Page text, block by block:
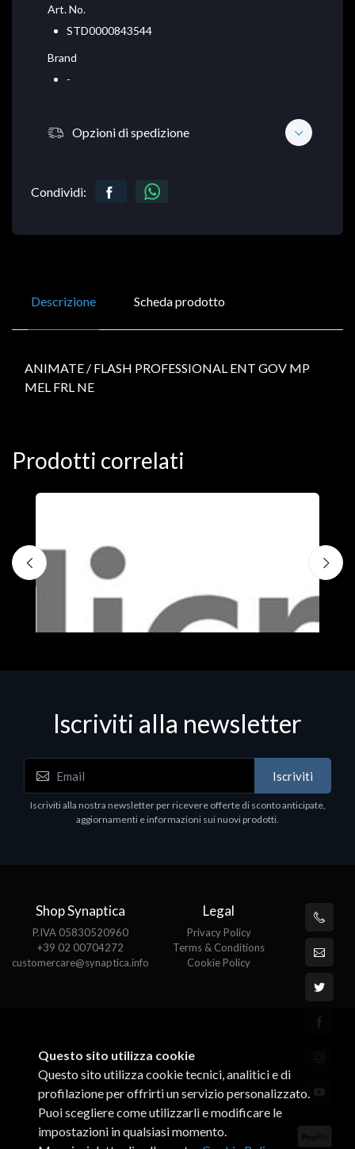
Art. No.
STD0000843544
Brand
-
Opzioni di spedizione
Condividi:
Descrizione Scheda prodotto
ANIMATE / FLASH PROFESSIONAL ENT GOV MP
MEL FRL NE
Prodotti correlati
Software - Office Productivity
MS OFFICE H&S 2021 ESD
Iscriviti alla newsletter
Iscriviti
Iscriviti alla nostra newsletter per ricevere offerte di sconto anticipate,
aggiornamenti e informazioni sui nuovi prodotti.
Shop Synaptica
P.IVA 05830520960
+39 02 00704272
customercare@synaptica.info
Legal
Privacy Policy
Terms & Conditions
Cookie Policy
Questo sito utilizza cookie
Questo sito utilizza cookie tecnici, analitici e di
profilazione per offrirti un servizio personalizzato.
Puoi scegliere come utilizzarli e modificare le
impostazioni in qualsiasi momento.